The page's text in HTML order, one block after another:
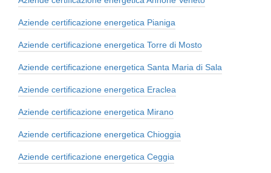
Aziende certificazione energetica Pianiga
Aziende certificazione energetica Torre di Mosto
Aziende certificazione energetica Santa Maria di Sala
Aziende certificazione energetica Eraclea
Aziende certificazione energetica Mirano
Aziende certificazione energetica Chioggia
Aziende certificazione energetica Ceggia